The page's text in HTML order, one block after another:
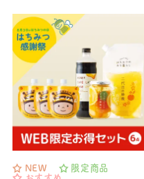
NEW
限定商品